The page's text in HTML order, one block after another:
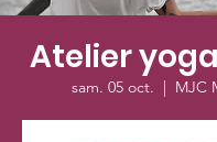
Atelier
sam. 05 oct.
  |
MJC